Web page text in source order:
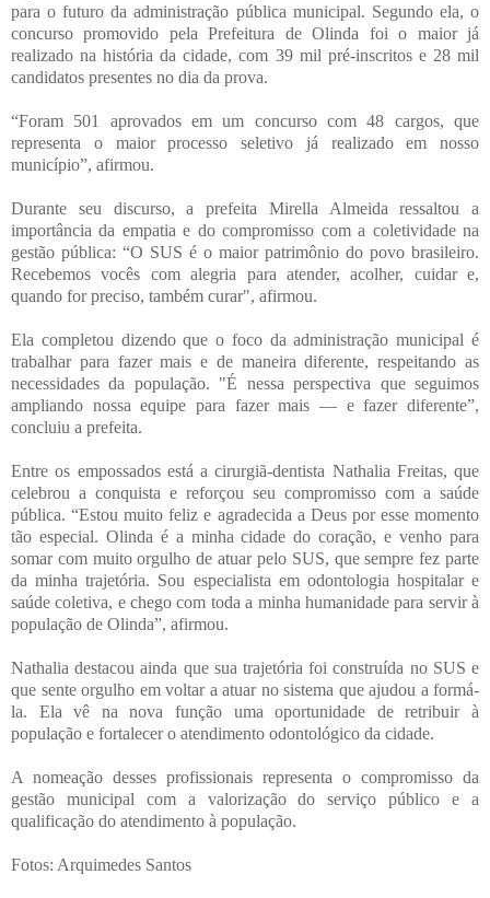
para o futuro da administração pública municipal. Segundo ela, o
concurso promovido pela Prefeitura de Olinda foi o maior já
realizado na história da cidade, com 39 mil pré-inscritos e 28 mil
candidatos presentes no dia da prova.
“Foram 501 aprovados em um concurso com 48 cargos, que
representa o maior processo seletivo já realizado em nosso
município”, afirmou.
Durante seu discurso, a prefeita Mirella Almeida ressaltou a
importância da empatia e do compromisso com a coletividade na
gestão pública: “O SUS é o maior patrimônio do povo brasileiro.
Recebemos vocês com alegria para atender, acolher, cuidar e,
quando for preciso, também curar", afirmou.
Ela completou dizendo que o foco da administração municipal é
trabalhar para fazer mais e de maneira diferente, respeitando as
necessidades da população. "É nessa perspectiva que seguimos
ampliando nossa equipe para fazer mais — e fazer diferente”,
concluiu a prefeita.
Entre os empossados está a cirurgiã-dentista Nathalia Freitas, que
celebrou a conquista e reforçou seu compromisso com a saúde
pública. “Estou muito feliz e agradecida a Deus por esse momento
tão especial. Olinda é a minha cidade do coração, e venho para
somar com muito orgulho de atuar pelo SUS, que sempre fez parte
da minha trajetória. Sou especialista em odontologia hospitalar e
saúde coletiva, e chego com toda a minha humanidade para servir à
população de Olinda”, afirmou.
Nathalia destacou ainda que sua trajetória foi construída no SUS e
que sente orgulho em voltar a atuar no sistema que ajudou a formá-
la. Ela vê na nova função uma oportunidade de retribuir à
população e fortalecer o atendimento odontológico da cidade.
A nomeação desses profissionais representa o compromisso da
gestão municipal com a valorização do serviço público e a
qualificação do atendimento à população.
Fotos: Arquimedes Santos